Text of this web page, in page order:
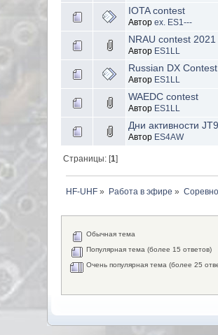
IOTA contest
Авторex. ES1---
NRAU contest 2021
Автор ES1LL
Russian DX Contest
Автор ES1LL
WAEDC contest
Автор ES1LL
Дни активности
Автор ES4AW
Страницы: [1]
HF-UHF » Работа в эфире »
Обычная тема
Популярная тема (более 15 ответов)
Очень популярная тема (более 25